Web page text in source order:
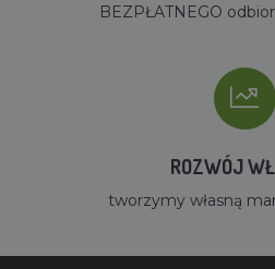
BEZPŁATNEGO
ROZWÓJ
tworzymy własną